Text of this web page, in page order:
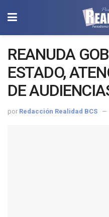
REANUDA
ESTADO,
DE
por Redacción Realidad BCS